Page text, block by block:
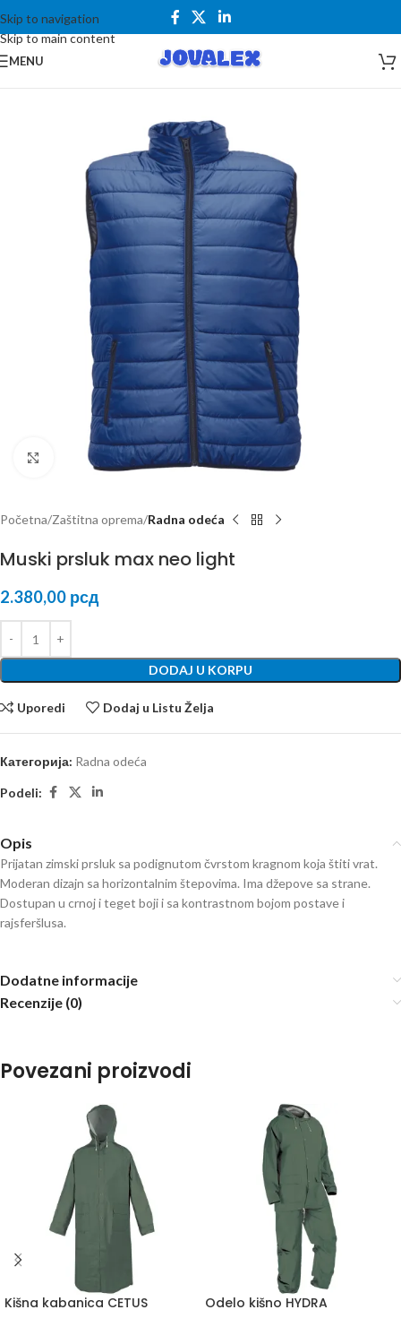
Skip to navigation
Skip to main content
MENU
Kliknite za uvećanje
Početna Zaštitna oprema Radna odeća
Muski prsluk max neo light
2.380,00 рсд
DODAJ U KORPU
Uporedi Dodaj u Listu Želja
Категорија: Radna odeća
Podeli:
Opis
Prijatan zimski prsluk sa podignutom čvrstom kragnom koja štiti vrat.
Moderan dizajn sa horizontalnim štepovima. Ima džepove sa strane.
Dostupan u crnoj i teget boji i sa kontrastnom bojom postave i
rajsferšlusa.
Dodatne informacije
Recenzije (0)
Povezani proizvodi
Kišna kabanica CETUS Odelo kišno HYDRA